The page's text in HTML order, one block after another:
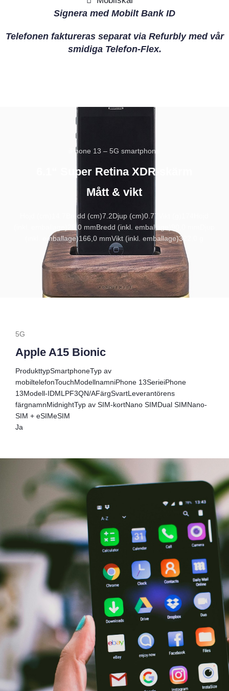
Signera med Mobilt Bank ID
Telefonen faktureras separat via Refurbly med vår
smidiga Telefon-Flex.
iPhone 13 – 5G smartphone
6.1“ Super Retina XDR-skärm
Mått & vikt
Bredd (cm)7.2Djup (cm)0.77
28,0 mmBredd (inkl. emballage)
(inkl. emballage)166,0 mmVikt (inkl. emballage)322,0 g
5G
Apple A15 Bionic
ProdukttypSmartphoneTyp av
mobiltelefonTouchModellnamniPhone 13SerieiPhone
13Modell-IDMLPF3QN/AFärgSvartLeverantörens
färgnamnMidnightTyp av SIM-kortNano SIMDual SIMNano-
SIM + eSIMeSIM
Ja